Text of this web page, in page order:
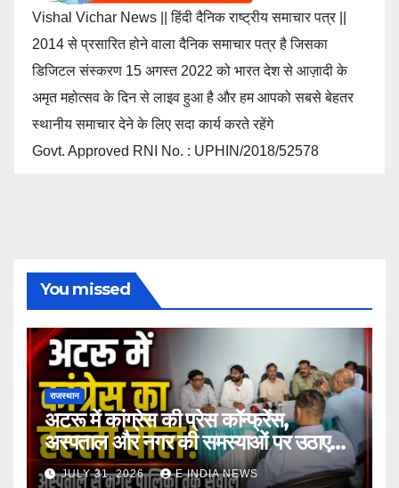
Vishal Vichar News || हिंदी दैनिक राष्ट्रीय समाचार पत्र ||
2014 से प्रसारित होने वाला दैनिक समाचार पत्र है जिसका
डिजिटल संस्करण 15 अगस्त 2022 को भारत देश से आज़ादी के
अमृत महोत्सव के दिन से लाइव हुआ है और हम आपको सबसे बेहतर
स्थानीय समाचार देने के लिए सदा कार्य करते रहेंगे
Govt. Approved RNI No. : UPHIN/2018/52578
You missed
राजस्थान
अटरू में कांग्रेस की प्रेस कॉन्फ्रेंस,
अस्पताल और नगर की समस्याओं पर उठाए
सवाल
JULY 31, 2026 E INDIA NEWS